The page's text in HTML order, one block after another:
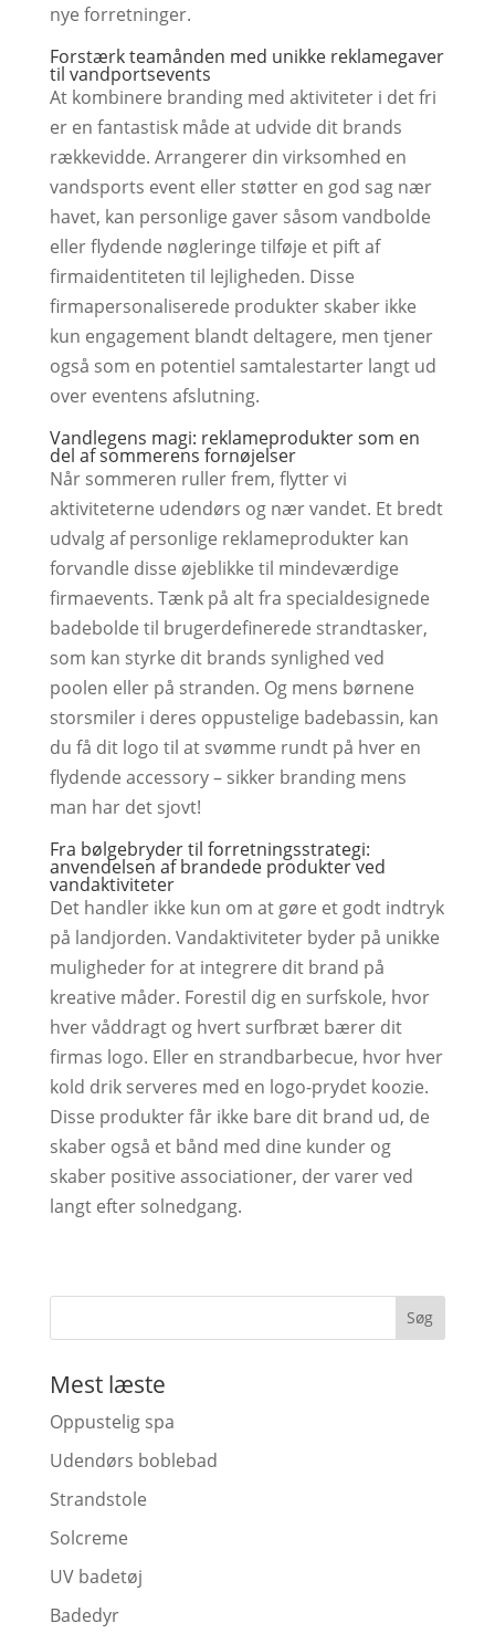
nye forretninger.
Forstærk teamånden med unikke reklamegaver
til vandportsevents
At kombinere branding med aktiviteter i det fri
er en fantastisk måde at udvide dit brands
rækkevidde. Arrangerer din virksomhed en
vandsports event eller støtter en god sag nær
havet, kan personlige gaver såsom vandbolde
eller flydende nøgleringe tilføje et pift af
firmaidentiteten til lejligheden. Disse
firmapersonaliserede produkter skaber ikke
kun engagement blandt deltagere, men tjener
også som en potentiel samtalestarter langt ud
over eventens afslutning.
Vandlegens magi: reklameprodukter som en
del af sommerens fornøjelser
Når sommeren ruller frem, flytter vi
aktiviteterne udendørs og nær vandet. Et bredt
udvalg af personlige reklameprodukter kan
forvandle disse øjeblikke til mindeværdige
firmaevents. Tænk på alt fra specialdesignede
badebolde til brugerdefinerede strandtasker,
som kan styrke dit brands synlighed ved
poolen eller på stranden. Og mens børnene
storsmiler i deres oppustelige badebassin, kan
du få dit logo til at svømme rundt på hver en
flydende accessory – sikker branding mens
man har det sjovt!
Fra bølgebryder til forretningsstrategi:
anvendelsen af brandede produkter ved
vandaktiviteter
Det handler ikke kun om at gøre et godt indtryk
på landjorden. Vandaktiviteter byder på unikke
muligheder for at integrere dit brand på
kreative måder. Forestil dig en surfskole, hvor
hver våddragt og hvert surfbræt bærer dit
firmas logo. Eller en strandbarbecue, hvor hver
kold drik serveres med en logo-prydet koozie.
Disse produkter får ikke bare dit brand ud, de
skaber også et bånd med dine kunder og
skaber positive associationer, der varer ved
langt efter solnedgang.
Mest læste
Oppustelig spa
Udendørs boblebad
Strandstole
Solcreme
UV badetøj
Badedyr